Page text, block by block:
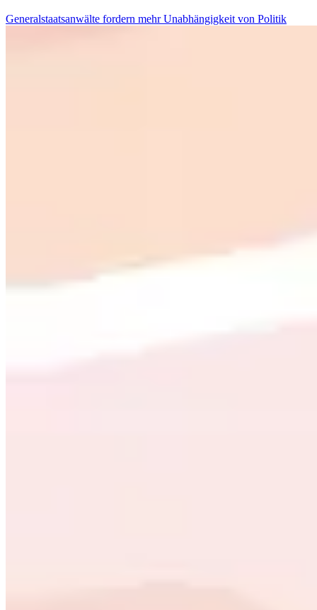
Generalstaatsanwälte fordern mehr Unabhängigkeit von Politik